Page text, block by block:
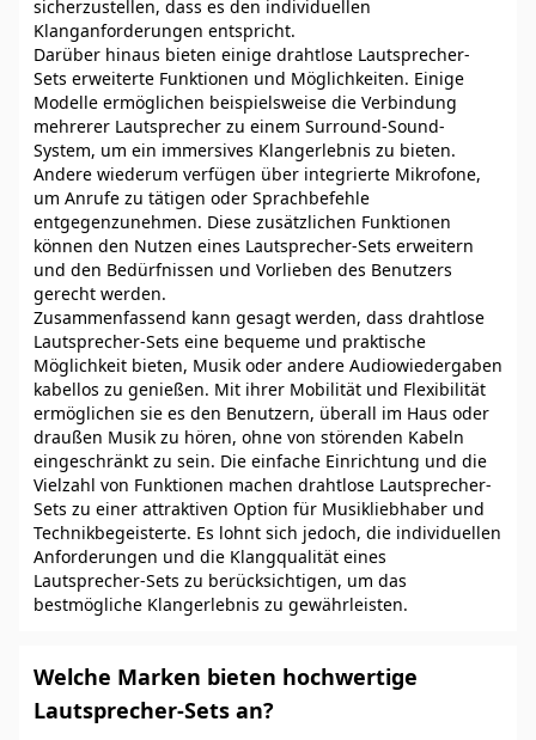
sicherzustellen, dass es den individuellen
Klanganforderungen entspricht.
Darüber hinaus bieten einige drahtlose Lautsprecher-
Sets erweiterte Funktionen und Möglichkeiten. Einige
Modelle ermöglichen beispielsweise die Verbindung
mehrerer Lautsprecher zu einem Surround-Sound-
System, um ein immersives Klangerlebnis zu bieten.
Andere wiederum verfügen über integrierte Mikrofone,
um Anrufe zu tätigen oder Sprachbefehle
entgegenzunehmen. Diese zusätzlichen Funktionen
können den Nutzen eines Lautsprecher-Sets erweitern
und den Bedürfnissen und Vorlieben des Benutzers
gerecht werden.
Zusammenfassend kann gesagt werden, dass drahtlose
Lautsprecher-Sets eine bequeme und praktische
Möglichkeit bieten, Musik oder andere Audiowiedergaben
kabellos zu genießen. Mit ihrer Mobilität und Flexibilität
ermöglichen sie es den Benutzern, überall im Haus oder
draußen Musik zu hören, ohne von störenden Kabeln
eingeschränkt zu sein. Die einfache Einrichtung und die
Vielzahl von Funktionen machen drahtlose Lautsprecher-
Sets zu einer attraktiven Option für Musikliebhaber und
Technikbegeisterte. Es lohnt sich jedoch, die individuellen
Anforderungen und die Klangqualität eines
Lautsprecher-Sets zu berücksichtigen, um das
bestmögliche Klangerlebnis zu gewährleisten.
Welche Marken bieten hochwertige
Lautsprecher-Sets an?